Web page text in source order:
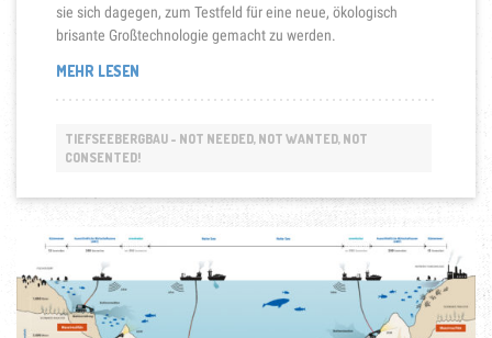
sie sich dagegen, zum Testfeld für eine neue, ökologisch
brisante Großtechnologie gemacht zu werden.
MEHR LESEN„SOLWARA
DES
WIDERSTANDS
OZEANIEN“
TIEFSEEBERGBAU - NOT NEEDED, NOT WANTED, NOT
CONSENTED!